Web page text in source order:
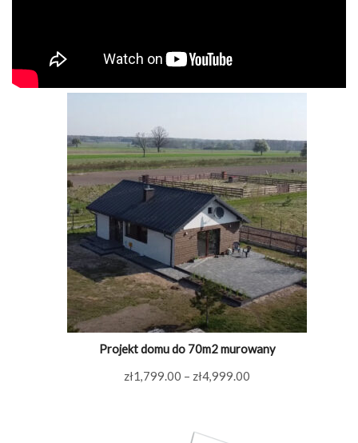
Projekt domu do 70m2 murowany
zł1,799.00 – zł4,999.00